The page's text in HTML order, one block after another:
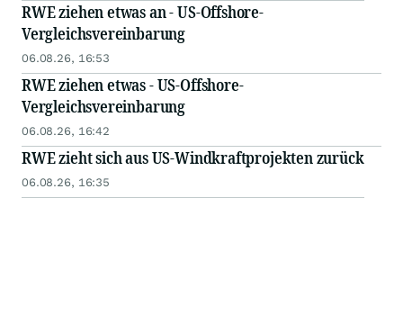
RWE ziehen etwas an - US-Offshore-
Vergleichsvereinbarung
06.08.26, 16:53
RWE ziehen etwas - US-Offshore-
Vergleichsvereinbarung
06.08.26, 16:42
RWE zieht sich aus US-Windkraftprojekten zurück
06.08.26, 16:35